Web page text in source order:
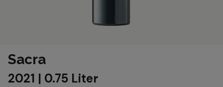
Sacra
2021 | 0.75 Liter